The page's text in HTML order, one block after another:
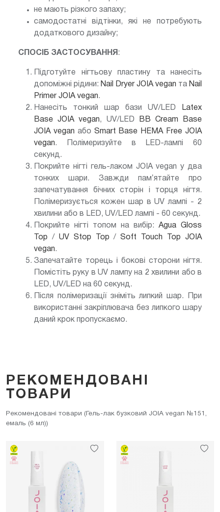
не мають різкого запаху;
самодостатні відтінки, які не потребують
додаткового дизайну;
СПОСІБ ЗАСТОСУВАННЯ :
Підготуйте нігтьову пластину та нанесіть
допоміжні рідини: Nail Dryer JOIA vegan та Nail
Primer JOIA vegan.
Нанесіть тонкий шар бази UV/LED
Latex
Base JOIA vegan, UV/LED
BB Cream Base
JOIA vegan або Smart Base HEMA Free JOIA
vegan. Полімеризуйте в LED-лампі 60
секунд.
Покрийте нігті гель-лаком JOIA vegan у два
тонких шари. Завжди памʼятайте про
запечатування бічних сторін і торця нігтя.
Полімеризується кожен шар в UV лампі - 2
хвилини або в LED, UV/LED лампі - 60 секунд.
Покрийте нігті топом на вибір: Agua Gloss
Top / UV Stop Top /Soft Touch Top JOIA
vegan.
Запечатайте торець і бокові сторони нігтя.
Помістіть руку в UV лампу на 2 хвилини або в
LED, UV/LED на 60 секунд.
Після полімеризації зніміть липкий шар. При
використанні закріплювача без липкого шару
даний крок пропускаємо.
РЕКОМЕНДОВАНІ
ТОВАРИ
Рекомендовані товари (Гель-лак бузковий JOIA vegan №151,
емаль (6 мл))